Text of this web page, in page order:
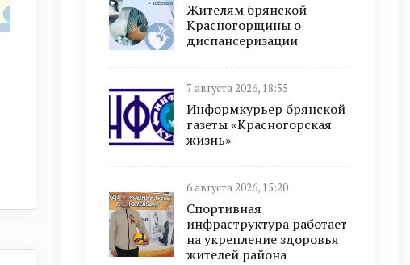
Жителям брянской
Красногорщины о
диспансеризации
7 августа 2026, 18:55
Информкурьер брянской
газеты «Красногорская
жизнь»
6 августа 2026, 15:20
Спортивная
инфраструктура работает
на укрепление здоровья
жителей района